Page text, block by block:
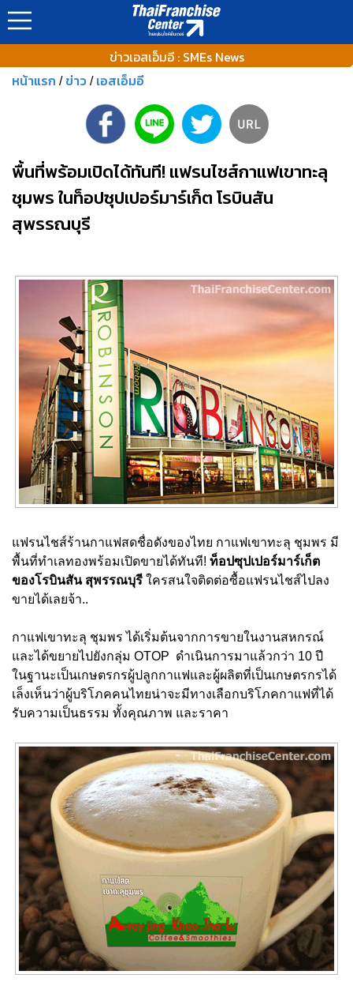
ข่าวเอสเอ็มอี : SMEs News
หน้าแรก / ข่าว / เอสเอ็มอี
พื้นที่พร้อมเปิดได้ทันที! แฟรนไชส์กาแฟเขาทะลุ
ชุมพร ในท็อปซุปเปอร์มาร์เก็ต โรบินสัน
สุพรรณบุรี
แฟรนไชส์ร้านกาแฟสดชื่อดังของไทย กาแฟเขาทะลุ ชุมพร มี
พื้นที่ทำเลทองพร้อมเปิดขายได้ทันที! ท็อปซุปเปอร์มาร์เก็ต
ของโรบินสัน สุพรรณบุรี ใครสนใจติดต่อซื้อแฟรนไชส์ไปลง
ขายได้เลยจ้า..
กาแฟเขาทะลุ ชุมพร ได้เริ่มต้นจากการขายในงานสหกรณ์
และได้ขยายไปยังกลุ่ม OTOP ดำเนินการมาแล้วกว่า 10 ปี
ในฐานะเป็นเกษตรกรผู้ปลูกกาแฟและผู้ผลิตที่เป็นเกษตรกรได้
เล็งเห็นว่าผู้บริโภคคนไทยน่าจะมีทางเลือกบริโภคกาแฟที่ได้
รับความเป็นธรรม ทั้งคุณภาพ และราคา